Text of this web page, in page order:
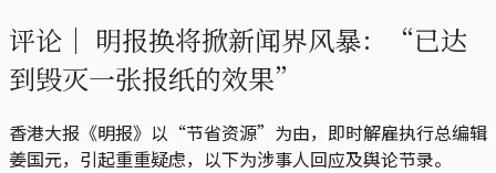
评论｜ 明报换将掀新闻界风暴：“已达
到毁灭一张报纸的效果”
香港大报《明报》以“节省资源”为由，即时解雇执行总编辑
姜国元，引起重重疑虑，以下为涉事人回应及舆论节录。